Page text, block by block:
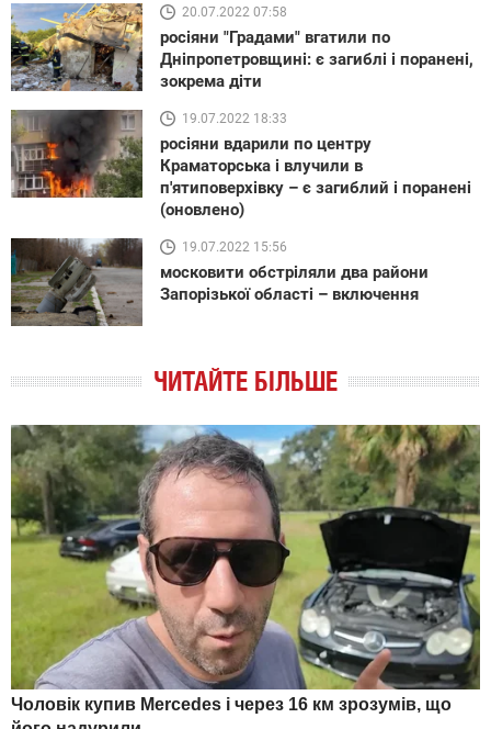
20.07.2022 07:58
росіяни "Градами" вгатили по
Дніпропетровщині: є загиблі і поранені,
зокрема діти
19.07.2022 18:33
росіяни вдарили по центру
Краматорська і влучили в
п'ятиповерхівку – є загиблий і поранені
(оновлено)
19.07.2022 15:56
московити обстріляли два райони
Запорізької області – включення
ЧИТАЙТЕ БІЛЬШЕ